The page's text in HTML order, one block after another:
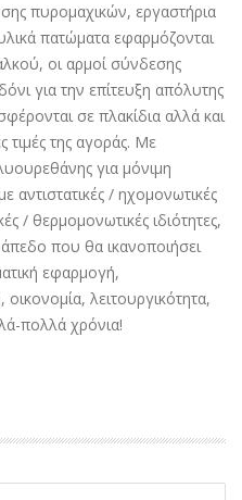
πυρομαχικών, εργαστήρια
πατώματα εφαρμόζονται
οι αρμοί σύνδεσης
για την επίτευξη απόλυτης
σε πλακίδια αλλά και
τιμές της αγοράς. Με
για μόνιμη
αντιστατικές / ηχομονωτικές
/ θερμομονωτικές ιδιότητες,
που θα ικανοποιήσει
εφαρμογή,
λειτουργικότητα,
πολλά χρόνια!